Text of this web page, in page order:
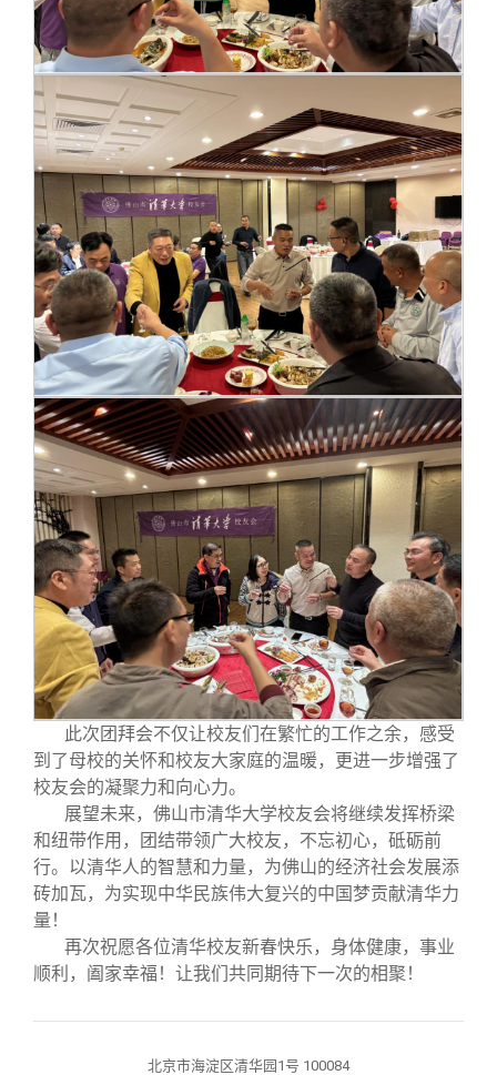
此次团拜会不仅让校友们在繁忙的工作之余，感受
到了母校的关怀和校友大家庭的温暖，更进一步增强了
校友会的凝聚力和向心力。
展望未来，佛山市清华大学校友会将继续发挥桥梁
和纽带作用，团结带领广大校友，不忘初心，砥砺前
行。以清华人的智慧和力量，为佛山的经济社会发展添
砖加瓦，为实现中华民族伟大复兴的中国梦贡献清华力
量！
再次祝愿各位清华校友新春快乐，身体健康，事业
顺利，阖家幸福！让我们共同期待下一次的相聚！
北京市海淀区清华园1号 100084